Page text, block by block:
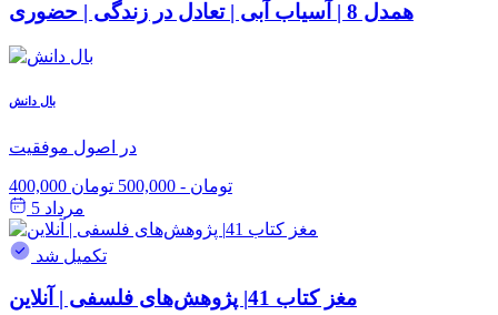
همدل 8 | آسیاب آبی | تعادل در زندگی | حضوری
بال دانش
در اصول موفقیت
400,000 تومان - 500,000 تومان
مرداد 5
تکمیل شد
مغز کتاب 41| پژوهش‌های فلسفی | آنلاین